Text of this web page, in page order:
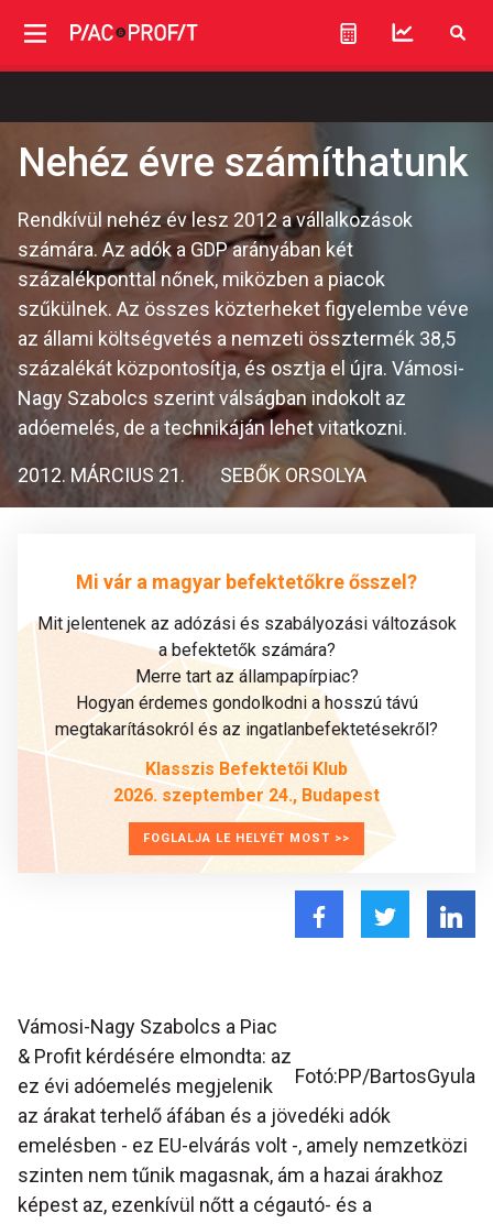
Nehéz évre számíthatunk
Rendkívül nehéz év lesz 2012 a vállalkozások
számára. Az adók a GDP arányában két
százalékponttal nőnek, miközben a piacok
szűkülnek. Az összes közterheket figyelembe véve
az állami költségvetés a nemzeti össztermék 38,5
százalékát központosítja, és osztja el újra. Vámosi-
Nagy Szabolcs szerint válságban indokolt az
adóemelés, de a technikáján lehet vitatkozni.
2012. MÁRCIUS 21. SEBŐK ORSOLYA
Mi vár a magyar befektetőkre ősszel?
Mit jelentenek az adózási és szabályozási változások
a befektetők számára?
Merre tart az állampapírpiac?
Hogyan érdemes gondolkodni a hosszú távú
megtakarításokról és az ingatlanbefektetésekről?
Klasszis Befektetői Klub
2026. szeptember 24., Budapest
FOGLALJA LE HELYÉT MOST >>
Fotó:PP/BartosGyula
Vámosi-Nagy Szabolcs a Piac
& Profit kérdésére elmondta: az
ez évi adóemelés megjelenik
az árakat terhelő áfában és a jövedéki adók
emelésben - ez EU-elvárás volt -, amely nemzetközi
szinten nem tűnik magasnak, ám a hazai árakhoz
képest az, ezenkívül nőtt a cégautó- és a